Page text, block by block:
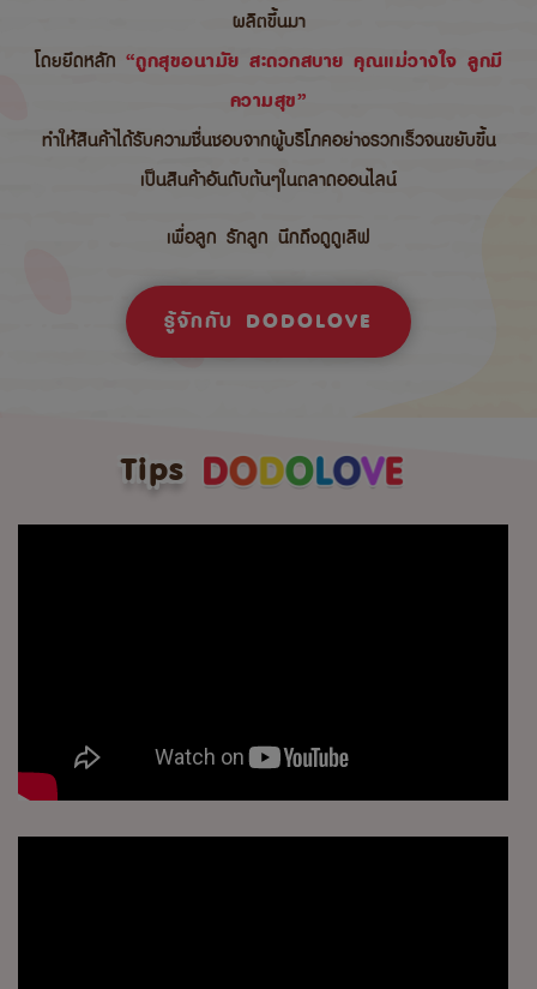
ผลิตขึ้นมา
โดยยึดหลัก “ถูกสุขอนามัย สะดวกสบาย คุณแม่วางใจ ลูกมี
ความสุข”
ทำให้สินค้าได้รับความชื่นชอบจากผู้บริโภคอย่างรวกเร็วจนขยับขึ้น
เป็นสินค้าอันดับต้นๆในตลาดออนไลน์
เพื่อลูก รักลูก นึกถึงดูดูเลิฟ
รู้จักกับ DODOLOVE
Tips